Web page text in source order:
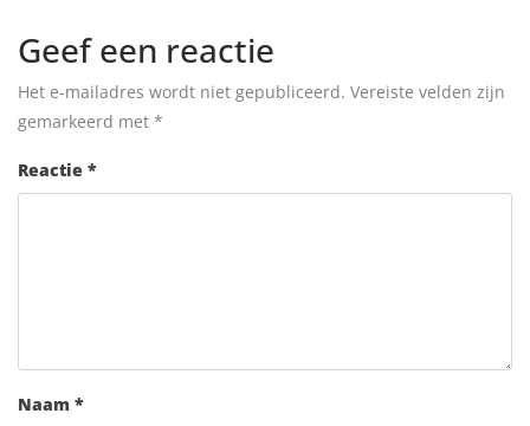
Geef een reactie
Het e-mailadres wordt niet gepubliceerd. Vereiste velden zijn
gemarkeerd met *
Reactie *
Naam *